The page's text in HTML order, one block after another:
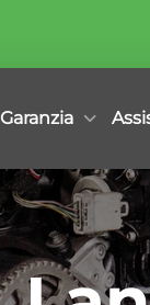
Garanzia